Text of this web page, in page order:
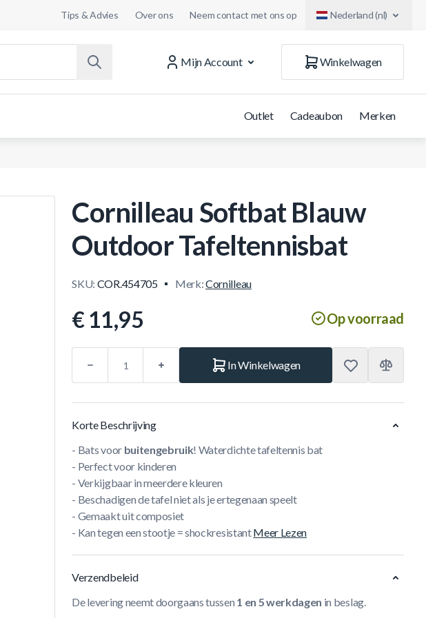
Tips & Advies Over ons Neem contact met ons op Nederland (nl)
Mijn Account
Winkelwagen
Outlet Cadeaubon Merken
Cornilleau Softbat Blauw
Outdoor Tafeltennisbat
SKU: COR.454705 Merk:Cornilleau
€ 11,95 Op voorraad
In Winkelwagen
Korte Beschrijving
- Bats voor buitengebruik! Waterdichte tafeltennis bat
- Perfect voor kinderen
- Verkijgbaar in meerdere kleuren
- Beschadigen de tafel niet als je ertegenaan speelt
- Gemaakt uit composiet
- Kan tegen een stootje = shockresistantMeer Lezen
Verzendbeleid
De levering neemt doorgaans tussen 1 en 5 werkdagen in beslag.